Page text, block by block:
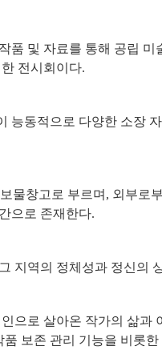
품 및 자료를 통해 공립 미
전시회이다.
능동적으로 다양한 소장
물창고로 부르며, 외부로
으로 존재한다.
그 지역의 정체성과 정신의
으로 살아온 작가의 삶과
보존 관리 기능을 비롯한